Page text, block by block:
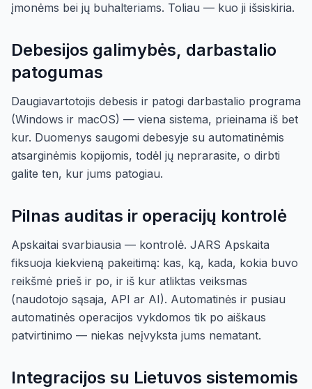
įmonėms bei jų buhalteriams. Toliau — kuo ji išsiskiria.
Debesijos galimybės, darbastalio
patogumas
Daugiavartotojis debesis ir patogi darbastalio programa
(Windows ir macOS) — viena sistema, prieinama iš bet
kur. Duomenys saugomi debesyje su automatinėmis
atsarginėmis kopijomis, todėl jų neprarasite, o dirbti
galite ten, kur jums patogiau.
Pilnas auditas ir operacijų kontrolė
Apskaitai svarbiausia — kontrolė. JARS Apskaita
fiksuoja kiekvieną pakeitimą: kas, ką, kada, kokia buvo
reikšmė prieš ir po, ir iš kur atliktas veiksmas
(naudotojo sąsaja, API ar AI). Automatinės ir pusiau
automatinės operacijos vykdomos tik po aiškaus
patvirtinimo — niekas neįvyksta jums nematant.
Integracijos su Lietuvos sistemomis